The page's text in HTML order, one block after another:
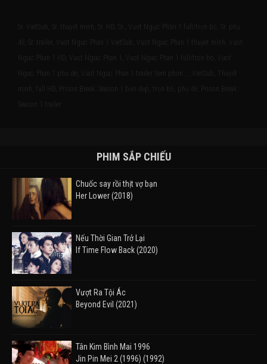
Sr. VietSub, Sr. thuyết minh, Sr. HD, Sr., Vượt Ngục: Phần 1 full/trọn bộ, Sr. phụ
đề, Sr. trailer, Vuot Nguc: Phan 1 VietSub, Vuot Nguc: Phan 1 thuyet minh, Vuot
Nguc: Phan 1 HD, Vuot Nguc: Phan 1, Vuot Nguc: Phan 1 full/tron bo, Vuot
Nguc: Phan 1 phu de, Vuot Nguc: Phan 1 trailer Xem phim , , VietSub, Thuyết
minh, full HD, Prison Break: Season 1 bản đẹp, trọn bộ, phụ đề, Prison Break:
Season 1 trailer
PHIM SẮP CHIẾU
Chuốc say rồi thịt vợ bạn
Her Lower (2018)
Nếu Thời Gian Trở Lại
If Time Flow Back (2020)
Vượt Ra Tội Ác
Beyond Evil (2021)
Tân Kim Bình Mai 1996
Jin Pin Mei 2 (1996) (1992)